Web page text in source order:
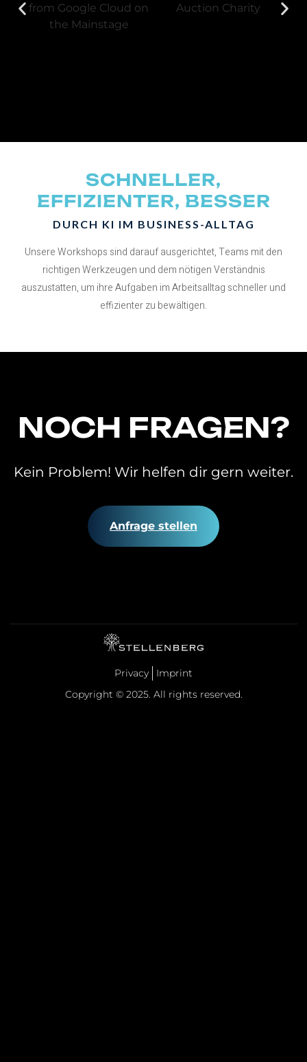
SCHNELLER,
EFFIZIENTER, BESSER
DURCH KI IM BUSINESS-ALLTAG
Unsere Workshops sind darauf ausgerichtet, Teams mit den
richtigen Werkzeugen und dem nötigen Verständnis
auszustatten, um ihre Aufgaben im Arbeitsalltag schneller und
effizienter zu bewältigen.
NOCH FRAGEN?
Kein Problem! Wir helfen dir gern weiter.
Anfrage stellen
Privacy
Imprint
Copyright © 2025. All rights reserved.